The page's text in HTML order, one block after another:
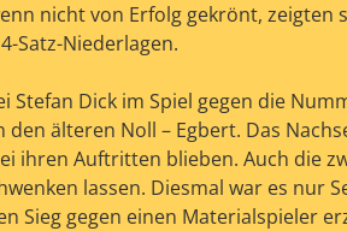
nicht von Erfolg gekrönt, zeigten
Satz-Niederlagen.
Dick im Spiel gegen die
älteren Noll – Egbert. Das
ihren Auftritten blieben. Auch die
lassen. Diesmal war es nur
Sieg gegen einen Materialspieler